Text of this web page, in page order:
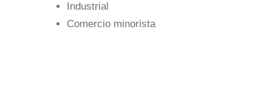
Industrial
Comercio minorista